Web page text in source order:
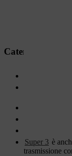
Catena con denti
Prestazioni di
Durata
Basso
Super 3 è
trasmissione